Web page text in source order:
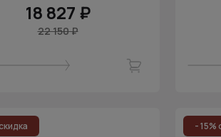
18 827 ₽
22 150 ₽
- 15%